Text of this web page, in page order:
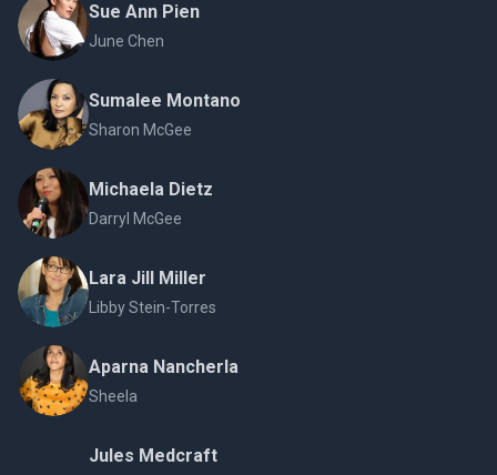
Sue Ann Pien
June Chen
Sumalee Montano
Sharon McGee
Michaela Dietz
Darryl McGee
Lara Jill Miller
Libby Stein-Torres
Aparna Nancherla
Sheela
Jules Medcraft